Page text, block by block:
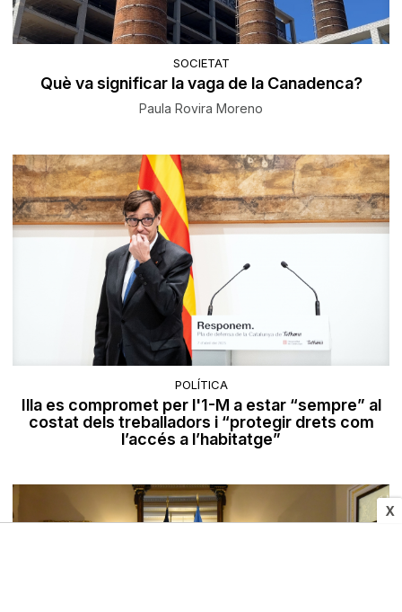
X
SOCIETAT
Què va significar la vaga de la Canadenca?
Paula Rovira Moreno
POLÍTICA
Illa es compromet per l'1-M a estar “sempre” al
costat dels treballadors i “protegir drets com
l’accés a l’habitatge”